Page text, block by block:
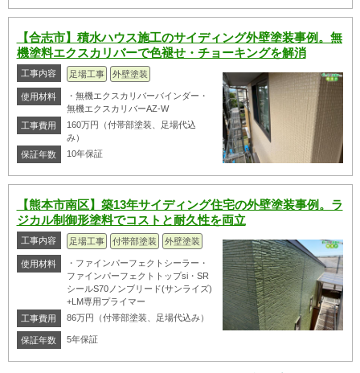
【合志市】積水ハウス施工のサイディング外壁塗装事例。無
機塗料エクスカリバーで色褪せ・チョーキングを解消
工事内容 足場工事 外壁塗装
使用材料
・無機エクスカリバーバインダー・
無機エクスカリバーAZ-W
工事費用
160万円（付帯部塗装、足場代込
み）
保証年数
10年保証
【熊本市南区】築13年サイディング住宅の外壁塗装事例。ラ
ジカル制御形塗料でコストと耐久性を両立
工事内容 足場工事 付帯部塗装 外壁塗装
使用材料
・ファインパーフェクトシーラー・
ファインパーフェクトトップsi・SR
シールS70ノンブリード(サンライズ)
+LM専用プライマー
工事費用
86万円（付帯部塗装、足場代込み）
保証年数 5年保証